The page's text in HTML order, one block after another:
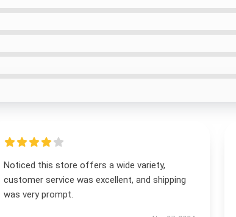
Noticed this store offers a wide variety,
customer service was excellent, and shipping
was very prompt.